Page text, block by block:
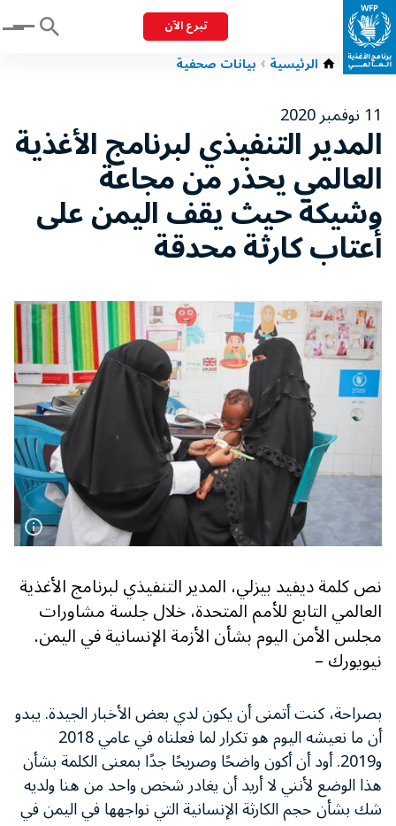
تبرع الآن Menu
الرئيسية بيانات صحفية
11 نوفمبر 2020
المدير التنفيذي لبرنامج الأغذية
العالمي يحذر من مجاعة
وشيكة حيث يقف اليمن على
أعتاب كارثة محدقة
نص كلمة ديفيد بيزلي، المدير التنفيذي لبرنامج الأغذية
العالمي التابع للأمم المتحدة، خلال جلسة مشاورات
مجلس الأمن اليوم بشأن الأزمة الإنسانية في اليمن.
نيويورك –
بصراحة، كنت أتمنى أن يكون لدي بعض الأخبار الجيدة. يبدو
أن ما نعيشه اليوم هو تكرار لما فعلناه في عامي 2018
و2019. أود أن أكون واضحًا وصريحًا جدًا بمعنى الكلمة بشأن
هذا الوضع لأنني لا أريد أن يغادر شخص واحد من هنا ولديه
شك بشأن حجم الكارثة الإنسانية التي نواجهها في اليمن في